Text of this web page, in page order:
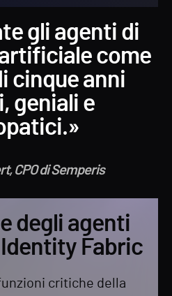
gli agenti di
come
cinque anni
geniali e
CPO di Semperis
degli agenti
Identity Fabric
critiche della